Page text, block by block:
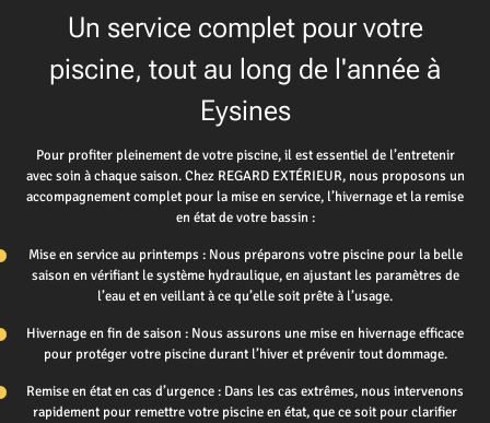
Un service complet pour votre
piscine, tout au long de l'année à
Eysines
Pour profiter pleinement de votre piscine, il est essentiel de l’entretenir
avec soin à chaque saison. Chez REGARD EXTÉRIEUR, nous proposons un
accompagnement complet pour la mise en service, l’hivernage et la remise
en état de votre bassin :
Mise en service au printemps : Nous préparons votre piscine pour la belle
saison en vérifiant le système hydraulique, en ajustant les paramètres de
l’eau et en veillant à ce qu’elle soit prête à l’usage.
Hivernage en fin de saison : Nous assurons une mise en hivernage efficace
pour protéger votre piscine durant l’hiver et prévenir tout dommage.
Remise en état en cas d’urgence : Dans les cas extrêmes, nous intervenons
rapidement pour remettre votre piscine en état, que ce soit pour clarifier